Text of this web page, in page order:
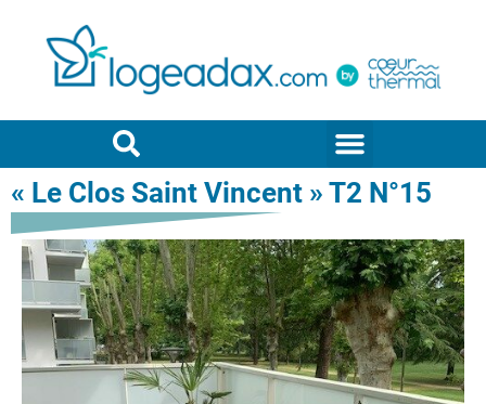
« Le Clos Saint Vincent » T2 N°15